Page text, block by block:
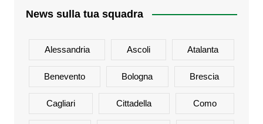
News sulla tua squadra
Alessandria Ascoli Atalanta
Benevento Bologna Brescia
Cagliari Cittadella Como